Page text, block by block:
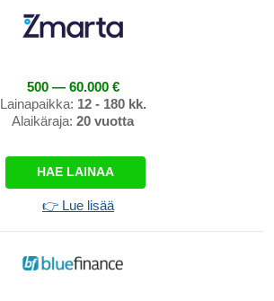
500 — 60.000 €
Lainapaikka: 12 - 180 kk.
Alaikäraja: 20 vuotta
HAE LAINAA
👉 Lue lisää